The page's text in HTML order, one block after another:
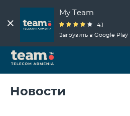
My Team
4.1
Загрузить в Google Play
Новости